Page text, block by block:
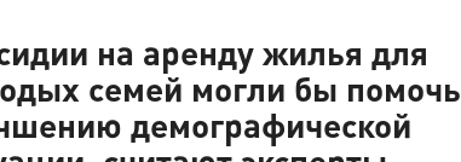
на аренду жилья для
семей могли бы помочь
демографической